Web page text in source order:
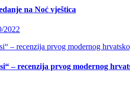
na Noć vještica
2022
– recenzija prvog modernog